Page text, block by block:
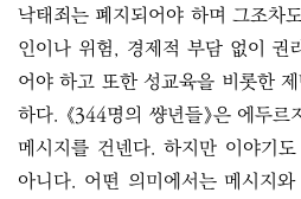
낙태죄는 폐지되어야 하며 그조차
인이나 위험, 경제적 부담 없이 권
어야 하고 또한 성교육을 비롯한
하다. 《344명의 썅년들》은 에두
메시지를 건넨다. 하지만 이야기
아니다. 어떤 의미에서는 메시지